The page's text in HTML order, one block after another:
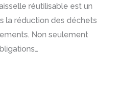
réutilisable est un
la réduction des déchets
Non seulement